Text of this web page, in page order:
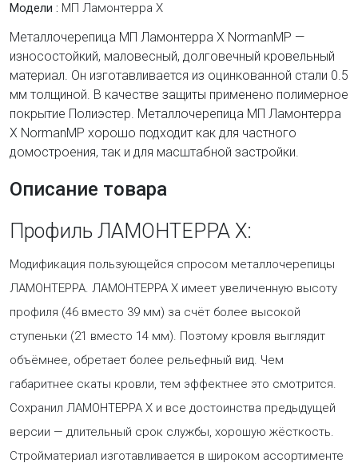
Модели : МП Ламонтерра Х
Металлочерепица МП Ламонтерра Х NormanMP —
износостойкий, маловесный, долговечный кровельный
материал. Он изготавливается из оцинкованной стали 0.5
мм толщиной. В качестве защиты применено полимерное
покрытие Полиэстер. Металлочерепица МП Ламонтерра
Х NormanMP хорошо подходит как для частного
домостроения, так и для масштабной застройки.
Описание товара
Профиль ЛАМОНТЕРРА Х:
Модификация пользующейся спросом металлочерепицы
ЛАМОНТЕРРА. ЛАМОНТЕРРА Х имеет увеличенную высоту
профиля (46 вместо 39 мм) за счёт более высокой
ступеньки (21 вместо 14 мм). Поэтому кровля выглядит
объёмнее, обретает более рельефный вид. Чем
габаритнее скаты кровли, тем эффектнее это смотрится.
Сохранил ЛАМОНТЕРРА Х и все достоинства предыдущей
версии — длительный срок службы, хорошую жёсткость.
Стройматериал изготавливается в широком ассортименте